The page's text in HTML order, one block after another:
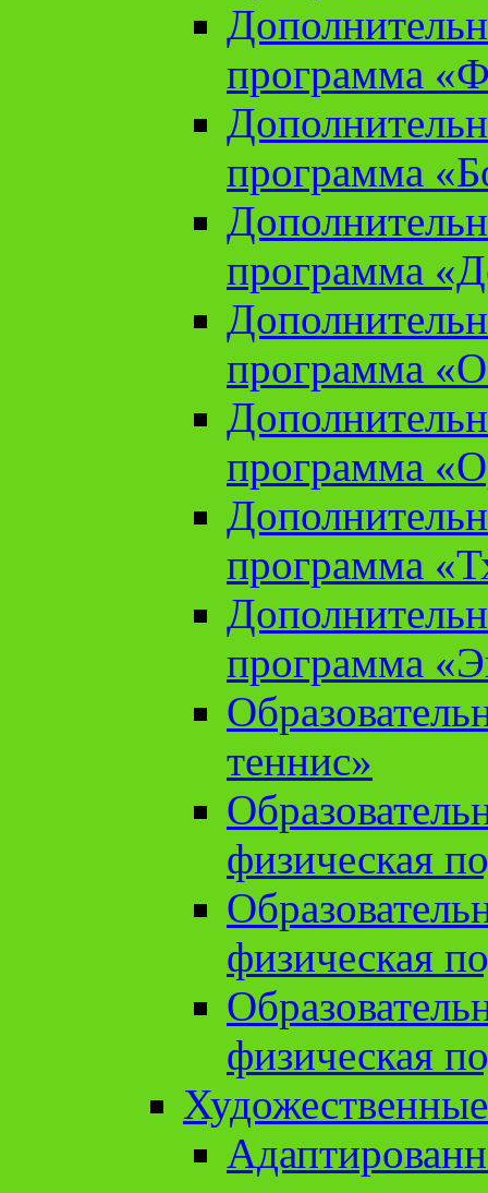
программа
программа
программа
программа
программа
программа
программа
теннис»
физическая
физическая
физическая
Художественные